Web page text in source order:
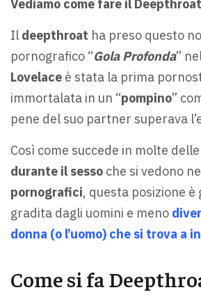
Vediamo come fare il
Il deepthroat ha preso questo
pornografico “Gola Profonda”
Lovelace è stata la prima
immortalata in un “pompino”
pene del suo partner superava
Così come succede in molte delle
durante il sesso che si vedono
pornografici, questa posizione
gradita dagli uomini e meno
donna (o l’uomo) che si trova a
Come si fa